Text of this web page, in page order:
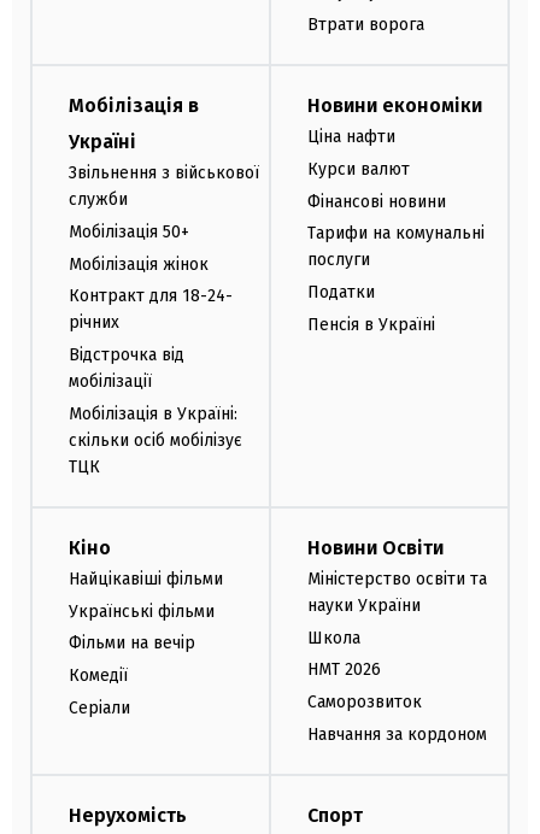
Втрати ворога
Мобілізація в
Україні
Звільнення з військової
служби
Мобілізація 50+
Мобілізація жінок
Контракт для 18-24-
річних
Відстрочка від
мобілізації
Мобілізація в Україні:
скільки осіб мобілізує
ТЦК
Новини економіки
Ціна нафти
Курси валют
Фінансові новини
Тарифи на комунальні
послуги
Податки
Пенсія в Україні
Кіно
Найцікавіші фільми
Українські фільми
Фільми на вечір
Комедії
Серіали
Новини Освіти
Міністерство освіти та
науки України
Школа
НМТ 2026
Саморозвиток
Навчання за кордоном
Нерухомість Спорт